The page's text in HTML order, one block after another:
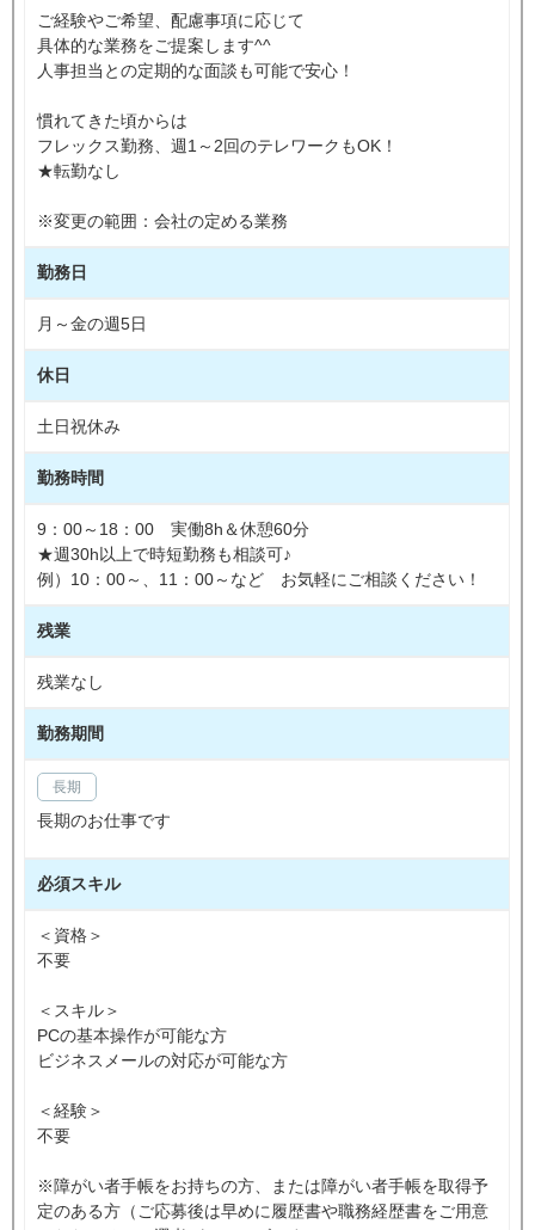
ご経験やご希望、配慮事項に応じて
具体的な業務をご提案します^^
人事担当との定期的な面談も可能で安心！
慣れてきた頃からは
フレックス勤務、週1～2回のテレワークもOK！
★転勤なし
※変更の範囲：会社の定める業務
勤務日
月～金の週5日
休日
土日祝休み
勤務時間
9：00～18：00 実働8h＆休憩60分
★週30h以上で時短勤務も相談可♪
例）10：00～、11：00～など お気軽にご相談ください！
残業
残業なし
勤務期間
長期
長期のお仕事です
必須スキル
＜資格＞
不要
＜スキル＞
PCの基本操作が可能な方
ビジネスメールの対応が可能な方
＜経験＞
不要
※障がい者手帳をお持ちの方、または障がい者手帳を取得予
定のある方（ご応募後は早めに履歴書や職務経歴書をご用意